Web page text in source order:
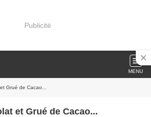
Publicité
MENU
Grué de Cacao...
et Grué de Cacao...